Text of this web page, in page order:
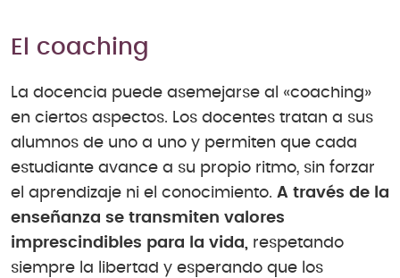
El coaching
La docencia puede asemejarse al «coaching»
en ciertos aspectos. Los docentes tratan a sus
alumnos de uno a uno y permiten que cada
estudiante avance a su propio ritmo, sin forzar
el aprendizaje ni el conocimiento. A través de la
enseñanza se transmiten valores
imprescindibles para la vida, respetando
siempre la libertad y esperando que los